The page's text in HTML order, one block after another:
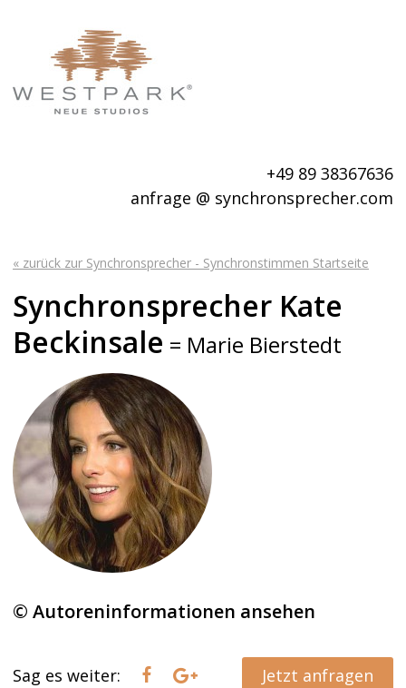
+49 89 38367636
anfrage @ synchronsprecher.com
« zurück zur Synchronsprecher - Synchronstimmen Startseite
Synchronsprecher Kate
Beckinsale = Marie Bierstedt
© Autoreninformationen ansehen
Sag es weiter: Jetzt anfragen